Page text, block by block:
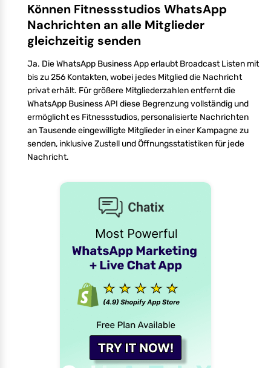
Können Fitnessstudios WhatsApp
Nachrichten an alle Mitglieder
gleichzeitig senden
Ja. Die WhatsApp Business App erlaubt Broadcast Listen mit
bis zu 256 Kontakten, wobei jedes Mitglied die Nachricht
privat erhält. Für größere Mitgliederzahlen entfernt die
WhatsApp Business API diese Begrenzung vollständig und
ermöglicht es Fitnessstudios, personalisierte Nachrichten
an Tausende eingewilligte Mitglieder in einer Kampagne zu
senden, inklusive Zustell und Öffnungsstatistiken für jede
Nachricht.